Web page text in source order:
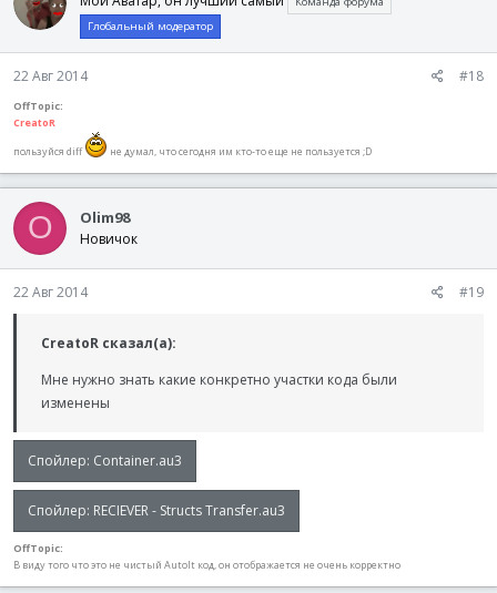
Глобальный модератор
22 Авг 2014 #18
OffTopic:
CreatoR
пользуйся diff
не думал, что сегодня им кто-то еще не пользуется ;D
O Olim98
Новичок
22 Авг 2014 #19
CreatoR сказал(а):
Мне нужно знать какие конкретно участки кода были
изменены
Спойлер: Container.au3
Спойлер: RECIEVER - Structs Transfer.au3
OffTopic:
В виду того что это не чистый AutoIt код, он отображается не очень корректно